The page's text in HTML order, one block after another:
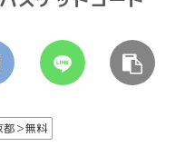
都＞無料